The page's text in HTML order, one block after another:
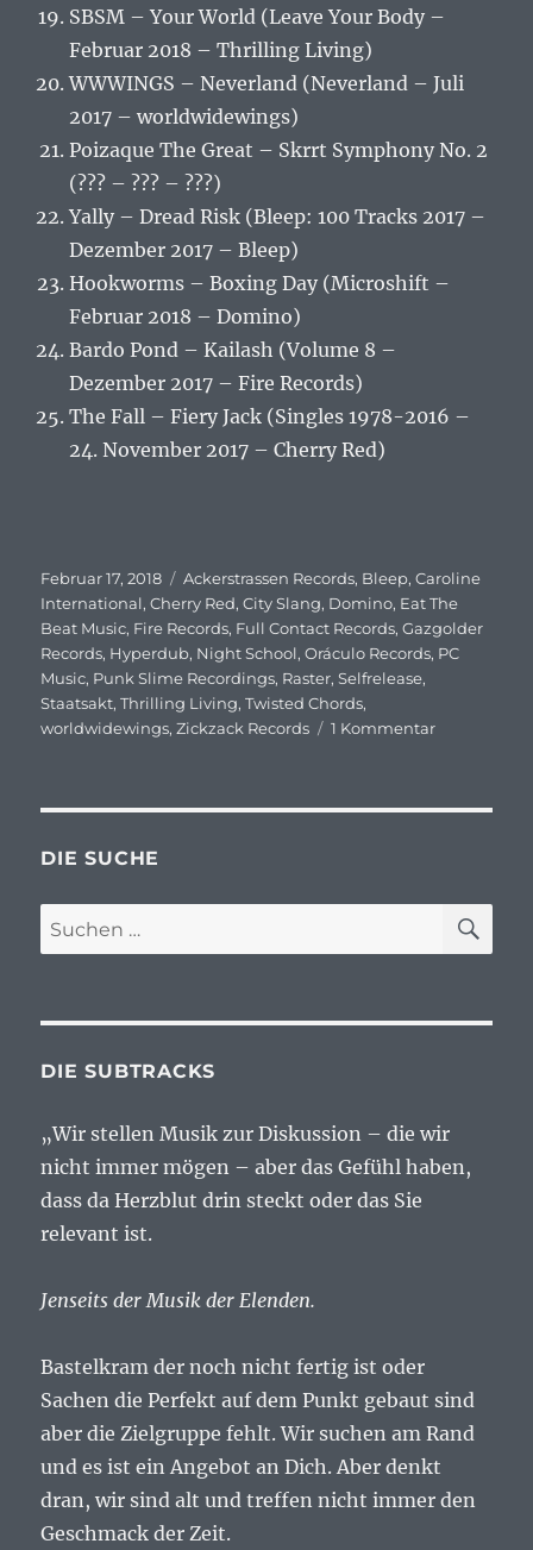
SBSM – Your World (Leave Your Body –
Februar 2018 – Thrilling Living)
WWWINGS – Neverland (Neverland – Juli
2017 – worldwidewings)
Poizaque The Great – Skrrt Symphony No. 2
(??? – ??? – ???)
Yally – Dread Risk (Bleep: 100 Tracks 2017 –
Dezember 2017 – Bleep)
Hookworms – Boxing Day (Microshift –
Februar 2018 – Domino)
Bardo Pond – Kailash (Volume 8 –
Dezember 2017 – Fire Records)
The Fall – Fiery Jack (Singles 1978-2016 –
24. November 2017 – Cherry Red)
Veröffentlicht
am
Februar 17, 2018 Schlagwörter
Ackerstrassen Records, Bleep,Caroline
International,Cherry Red,City Slang, Domino, Eat The
Beat Music, Fire Records, Full Contact Records,Gazgolder
Records, Hyperdub, Night School,Oráculo Records, PC
Music, Punk Slime Recordings, Raster,Selfrelease,
Staatsakt,Thrilling Living,Twisted Chords,
worldwidewings,Zickzack Records 1 Kommentar
To
#1
DIE SUCHE
Suchen
nach:
DIE SUBTRACKS
„Wir stellen Musik zur Diskussion – die wir
nicht immer mögen – aber das Gefühl haben,
dass da Herzblut drin steckt oder das Sie
relevant ist.
Jenseits der Musik der Elenden.
Bastelkram der noch nicht fertig ist oder
Sachen die Perfekt auf dem Punkt gebaut sind
aber die Zielgruppe fehlt. Wir suchen am Rand
und es ist ein Angebot an Dich. Aber denkt
dran, wir sind alt und treffen nicht immer den
Geschmack der Zeit.